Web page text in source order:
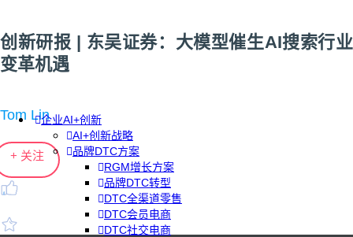
企业AI+创新
AI+创新战略
品牌DTC方案
RGM增长方案
品牌DTC转型
DTC全渠道零售
DTC会员电商
DTC社交电商
创新研报 | 东吴证券：大模型催生AI搜索行业
变革机遇
Tom Lin
+ 关注